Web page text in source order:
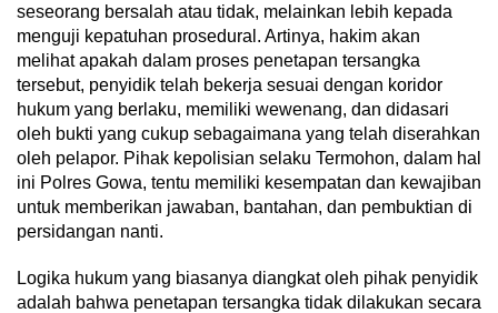
seseorang bersalah atau tidak, melainkan lebih kepada
menguji kepatuhan prosedural. Artinya, hakim akan
melihat apakah dalam proses penetapan tersangka
tersebut, penyidik telah bekerja sesuai dengan koridor
hukum yang berlaku, memiliki wewenang, dan didasari
oleh bukti yang cukup sebagaimana yang telah diserahkan
oleh pelapor. Pihak kepolisian selaku Termohon, dalam hal
ini Polres Gowa, tentu memiliki kesempatan dan kewajiban
untuk memberikan jawaban, bantahan, dan pembuktian di
persidangan nanti.
Logika hukum yang biasanya diangkat oleh pihak penyidik
adalah bahwa penetapan tersangka tidak dilakukan secara